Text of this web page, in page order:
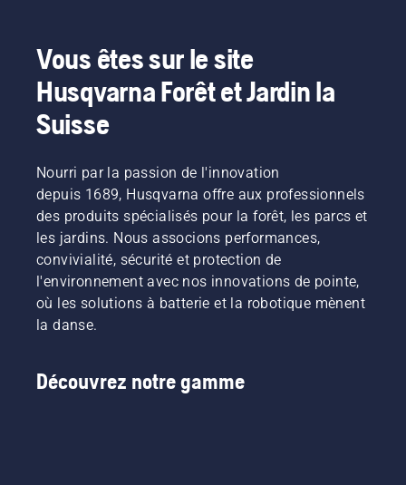
Vous êtes sur le site
Husqvarna Forêt et Jardin la
Suisse
Nourri par la passion de l'innovation
depuis 1689, Husqvarna offre aux professionnels
des produits spécialisés pour la forêt, les parcs et
les jardins. Nous associons performances,
convivialité, sécurité et protection de
l'environnement avec nos innovations de pointe,
où les solutions à batterie et la robotique mènent
la danse.
Découvrez notre gamme